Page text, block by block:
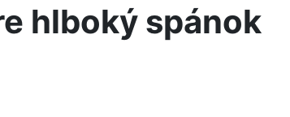
hlboký spánok